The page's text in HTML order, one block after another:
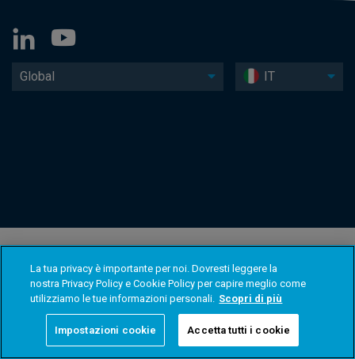
Global IT
La tua privacy è importante per noi. Dovresti leggere la
nostra Privacy Policy e Cookie Policy per capire meglio come
utilizziamo le tue informazioni personali. Scopri di più
Impostazioni cookie Accetta tutti i cookie